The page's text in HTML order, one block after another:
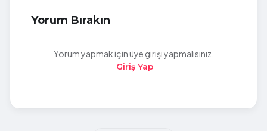
Yorum Bırakın
Yorum yapmak için üye girişi yapmalısınız.
Giriş Yap